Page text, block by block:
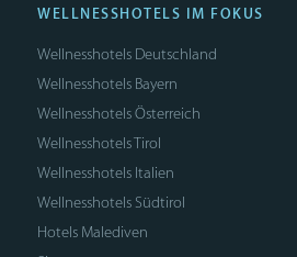
WELLNESSHOTELS IM FOKUS
Wellnesshotels Deutschland
Wellnesshotels Bayern
Wellnesshotels Österreich
Wellnesshotels Tirol
Wellnesshotels Italien
Wellnesshotels Südtirol
Hotels Malediven